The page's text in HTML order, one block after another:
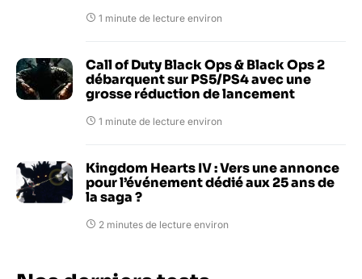
1 minute de lecture environ
Call of Duty Black Ops & Black Ops 2
débarquent sur PS5/PS4 avec une
grosse réduction de lancement
1 minute de lecture environ
Kingdom Hearts IV : Vers une annonce
pour l’événement dédié aux 25 ans de
la saga ?
2 minutes de lecture environ